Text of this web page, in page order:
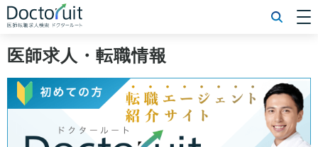
[常勤] 科目から探す
[常勤] 特徴から探す
[非常勤] 科目から探す
[非常勤] 特徴から探す
Doctoruit医師転職特集
Doctoruitについて
運営者情報
プライバシーポリシー
医師求人・転職情報